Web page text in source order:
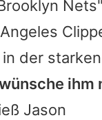
der
ihm
Jason